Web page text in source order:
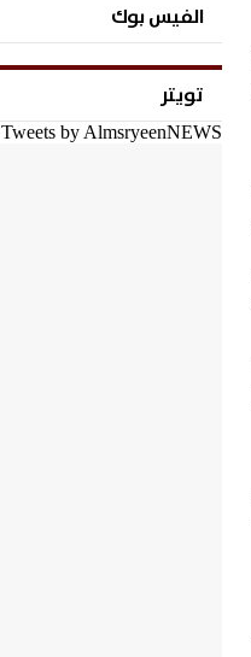
الفيس بوك
تويتر
Tweets by AlmsryeenNEWS